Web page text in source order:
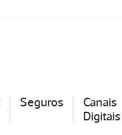
Seguros
Canais
Digitais